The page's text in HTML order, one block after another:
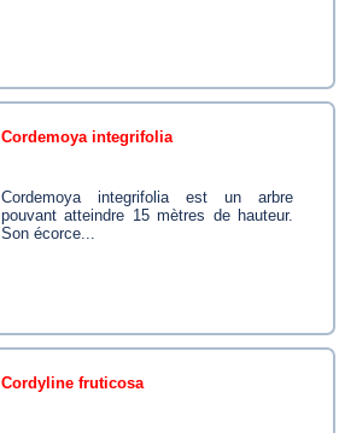
cordemoya integrifolia
Cordemoya integrifolia est un arbre
pouvant atteindre 15 mètres de hauteur.
Son écorce...
cordyline fruticosa